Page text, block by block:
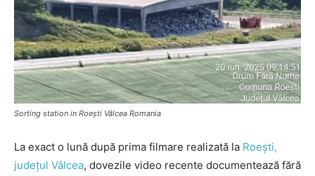
Sorting station in Roești Vâlcea Romania
La exact o lună după prima filmare realizată la Roești,
județul Vâlcea, dovezile video recente documentează fără